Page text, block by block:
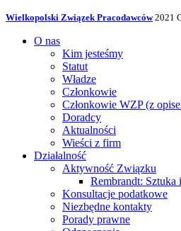
Wielkopolski Związek Pracodawców 2021
O nas
Kim jesteśmy
Statut
Władze
Członkowie
Członkowie WZP (z
Doradcy
Aktualności
Wieści z firm
Działalność
Aktywność Związku
Rembrandt: Sztuka
Konsultacje podatkowe
Niezbędne kontakty
Porady prawne